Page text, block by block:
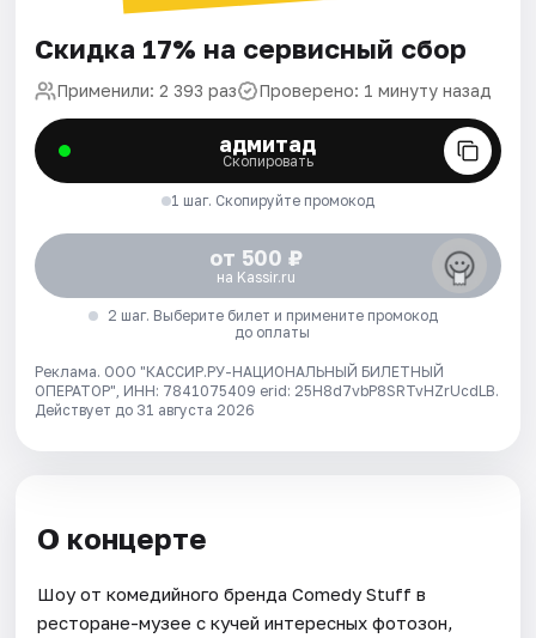
Скидка 17% на сервисный сбор
Применили: 2 393 раз Проверено: 1 минуту назад
адмитад
Скопировать
1 шаг. Скопируйте промокод
от 500 ₽
на Kassir.ru
2 шаг. Выберите билет и примените промокод
до оплаты
Реклама. ООО "КАССИР.РУ-НАЦИОНАЛЬНЫЙ БИЛЕТНЫЙ
ОПЕРАТОР", ИНН: 7841075409 erid: 25H8d7vbP8SRTvHZrUcdLB.
Действует до 31 августа 2026
О концерте
Шоу от комедийного бренда Comedy Stuff в
ресторане-музее с кучей интересных фотозон,